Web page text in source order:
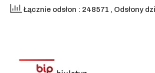
Łącznie odsłon : 248571 , Odsłony